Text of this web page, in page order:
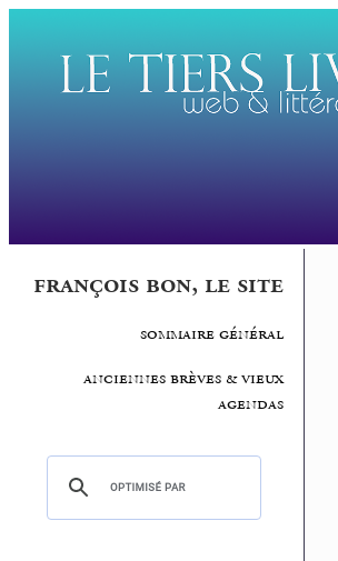
françois bon, le site
sommaire général
anciennes brèves & vieux
agendas